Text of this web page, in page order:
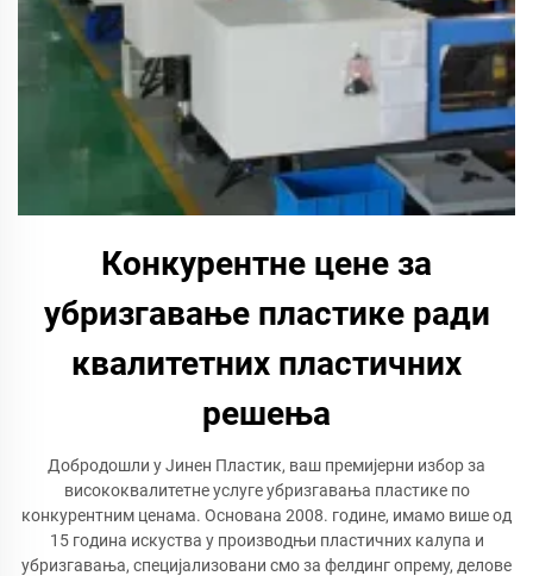
Конкурентне цене за
убризгавање пластике ради
квалитетних пластичних
решења
Добродошли у Јинен Пластик, ваш премијерни избор за
висококвалитетне услуге убризгавања пластике по
конкурентним ценама. Основана 2008. године, имамо више од
15 година искуства у производњи пластичних калупа и
убризгавања, специјализовани смо за фелдинг опрему, делове